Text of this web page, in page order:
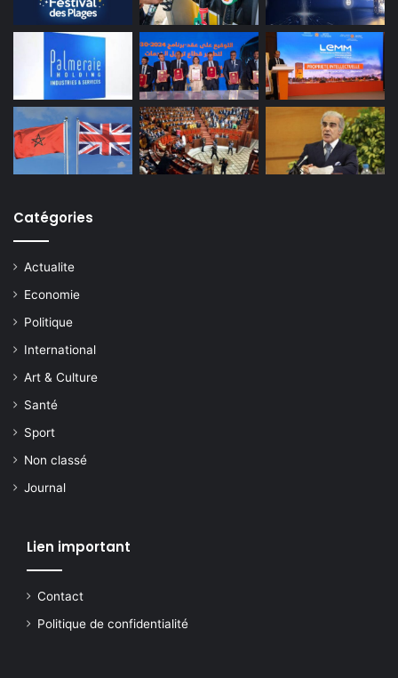
Catégories
Actualite
Economie
Politique
International
Art & Culture
Santé
Sport
Non classé
Journal
Lien important
Contact
Politique de confidentialité